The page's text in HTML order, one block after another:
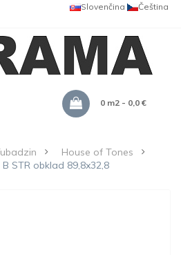
Čeština
Slovenčina
0 m2 - 0,0 €
House of Tones
B STR obklad 89,8x32,8